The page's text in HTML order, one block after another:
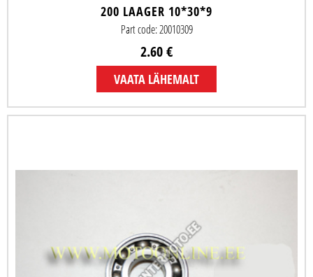
200 LAAGER 10*30*9
Part code: 20010309
2.60 €
VAATA LÄHEMALT